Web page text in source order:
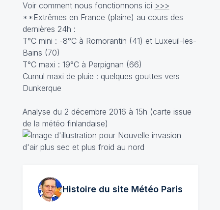
Voir comment nous fonctionnons ici >>>
**Extrêmes en France (plaine) au cours des
dernières 24h :
T°C mini : -8°C à Romorantin (41) et Luxeuil-les-
Bains (70)
T°C maxi : 19°C à Perpignan (66)
Cumul maxi de pluie : quelques gouttes vers
Dunkerque
Analyse du 2 décembre 2016 à 15h (carte issue
de la météo finlandaise)
Histoire du site MétéoParis